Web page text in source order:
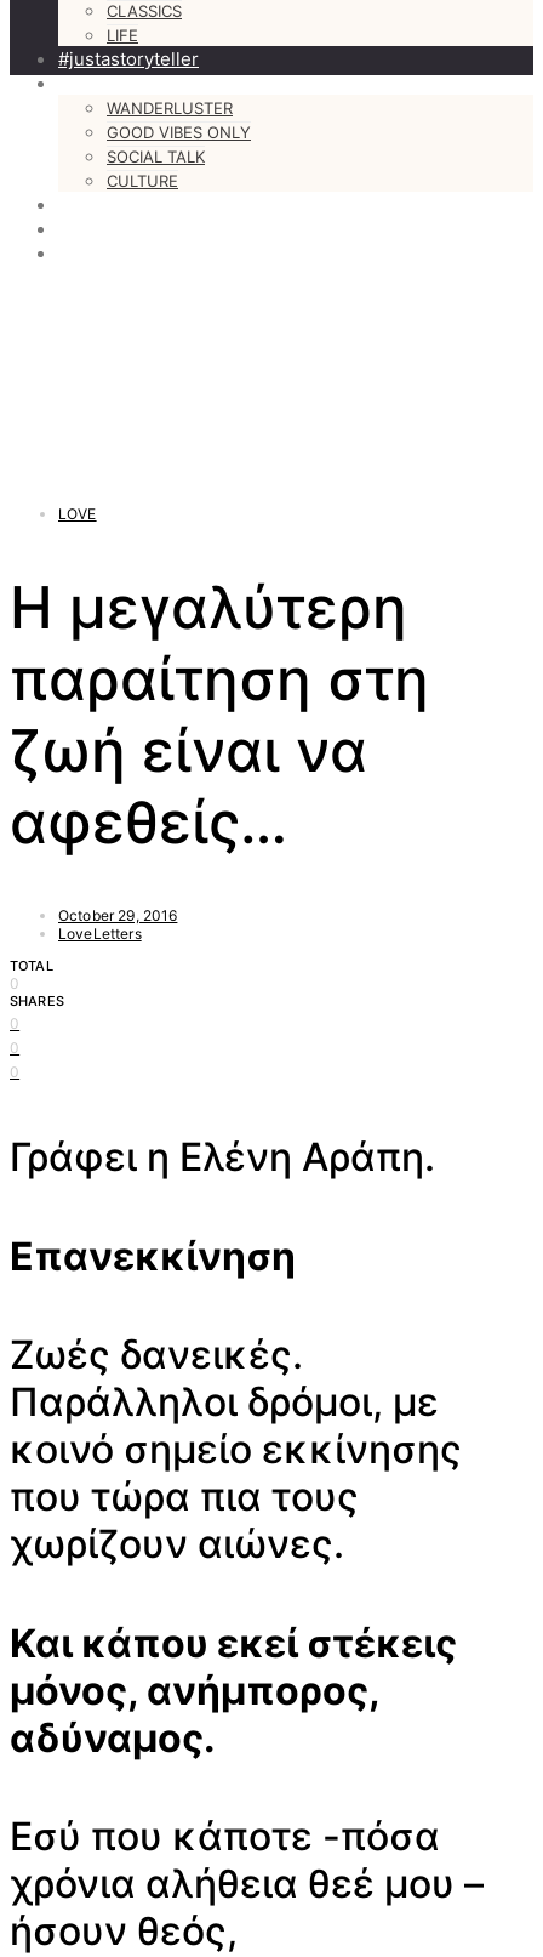
CLASSICS
LIFE
#justastoryteller
MORE
WANDERLUSTER
GOOD VIBES ONLY
SOCIAL TALK
CULTURE
LOVE
Η μεγαλύτερη
παραίτηση στη
ζωή είναι να
αφεθείς…
October 29, 2016
LoveLetters
TOTAL
0
SHARES
0
0
0
Γράφει η Ελένη Αράπη.
Επανεκκίνηση
Ζωές δανεικές.
Παράλληλοι δρόμοι, με
κοινό σημείο εκκίνησης
που τώρα πια τους
χωρίζουν αιώνες.
Και κάπου εκεί στέκεις
μόνος, ανήμπορος,
αδύναμος.
Εσύ που κάποτε -πόσα
χρόνια αλήθεια θεέ μου –
ήσουν θεός,